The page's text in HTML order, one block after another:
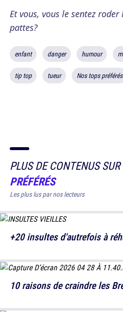
Et vous, vous le sentez
pattes?
enfant danger humour
tip top tueur Nos tops préférés
PLUS DE CONTENUS SUR
PRÉFÉRÉS
Les plus lus par nos lecteurs
+20 insultes d'autrefois à
10 raisons de craindre les